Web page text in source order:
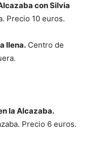
con Silvia
Precio 10 euros.
llena. Centro de
la Alcazaba.
Precio 6 euros.